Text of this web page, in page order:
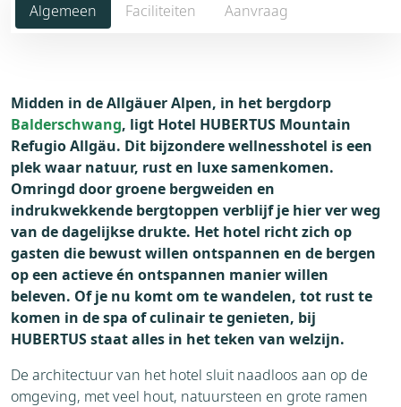
Algemeen Faciliteiten Aanvraag
Midden in de Allgäuer Alpen, in het bergdorp
Balderschwang, ligt Hotel HUBERTUS Mountain
Refugio Allgäu. Dit bijzondere wellnesshotel is een
plek waar natuur, rust en luxe samenkomen.
Omringd door groene bergweiden en
indrukwekkende bergtoppen verblijf je hier ver weg
van de dagelijkse drukte. Het hotel richt zich op
gasten die bewust willen ontspannen en de bergen
op een actieve én ontspannen manier willen
beleven. Of je nu komt om te wandelen, tot rust te
komen in de spa of culinair te genieten, bij
HUBERTUS staat alles in het teken van welzijn.
De architectuur van het hotel sluit naadloos aan op de
omgeving, met veel hout, natuursteen en grote ramen